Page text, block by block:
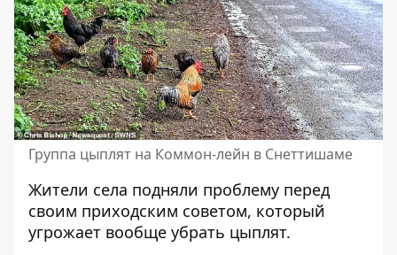
Группа цыплят на Коммон-лейн в Снеттишаме
Жители села подняли проблему перед
своим приходским советом, который
угрожает вообще убрать цыплят.